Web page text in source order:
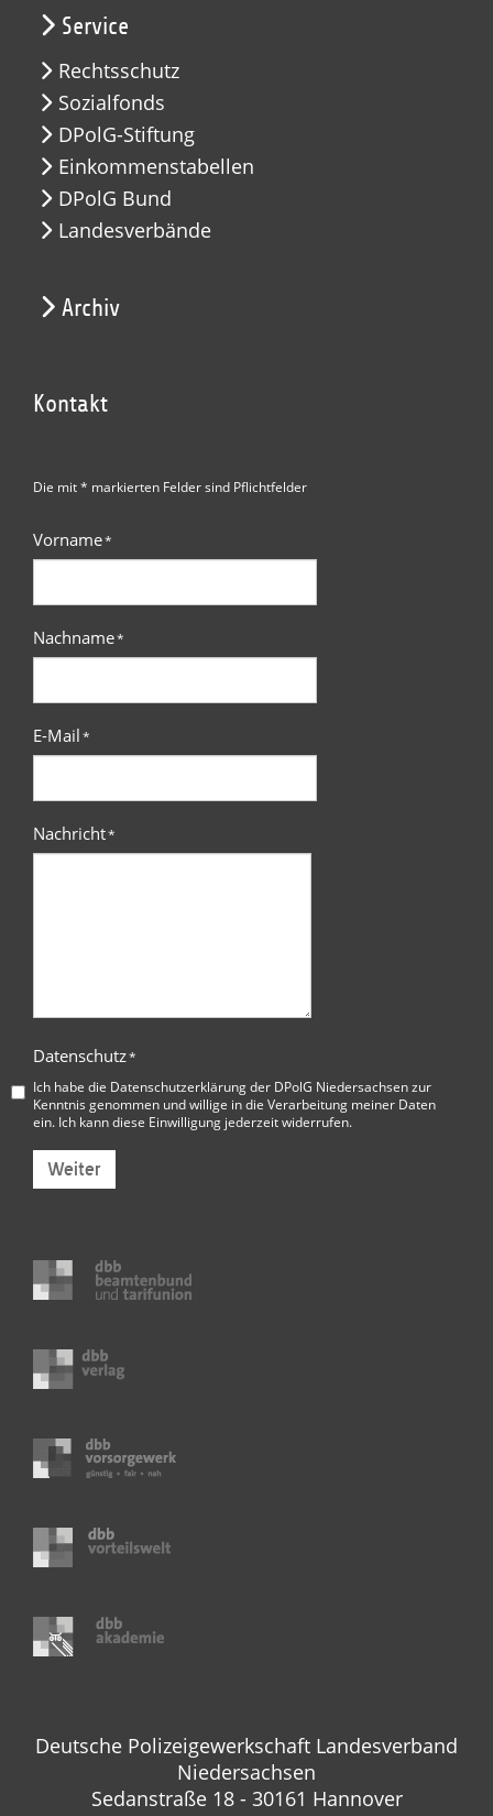
Service
Rechtsschutz
Sozialfonds
DPolG-Stiftung
Einkommenstabellen
DPolG Bund
Landesverbände
Archiv
Kontakt
Die mit * markierten Felder sind Pflichtfelder
Vorname*
Nachname*
E-Mail*
Nachricht*
Datenschutz*
Ich habe die Datenschutzerklärung der DPolG Niedersachsenzur
Kenntnis genommen und willige in die Verarbeitung meiner Daten
ein. Ich kann diese Einwilligung jederzeit widerrufen.
Weiter
Deutsche Polizeigewerkschaft Landesverband
Niedersachsen
Sedanstraße 18 - 30161 Hannover